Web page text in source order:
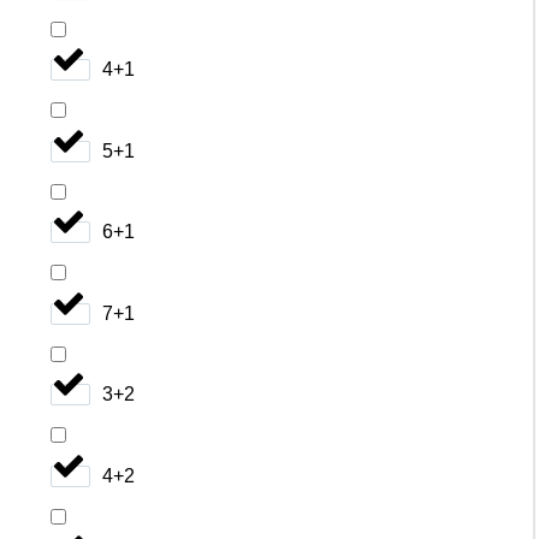
4+1
5+1
6+1
7+1
3+2
4+2